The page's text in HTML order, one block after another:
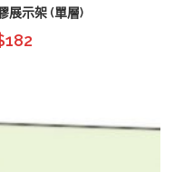
展示架 (單層)
182